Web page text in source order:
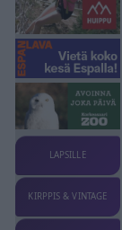
LAPSILLE
KIRPPIS & VINTAGE